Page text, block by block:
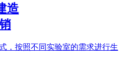
造
，按照不同实验室的需求进行生